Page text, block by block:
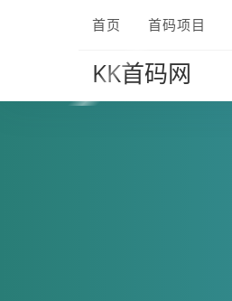
首页 首码项目
KK首码网